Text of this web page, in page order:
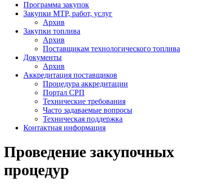
Программа закупок
Закупки МТР, работ, услуг
Архив
Закупки топлива
Архив
Поставщикам технологического топлива
Документы
Архив
Аккредитация поставщиков
Процедура аккредитации
Портал СРП
Технические требования
Часто задаваемые вопросы
Техническая поддержка
Контактная информация
Проведение закупочных
процедур